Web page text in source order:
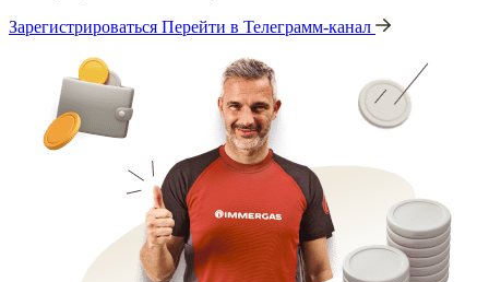
Зарегистрироваться Перейти в Телеграмм-канал